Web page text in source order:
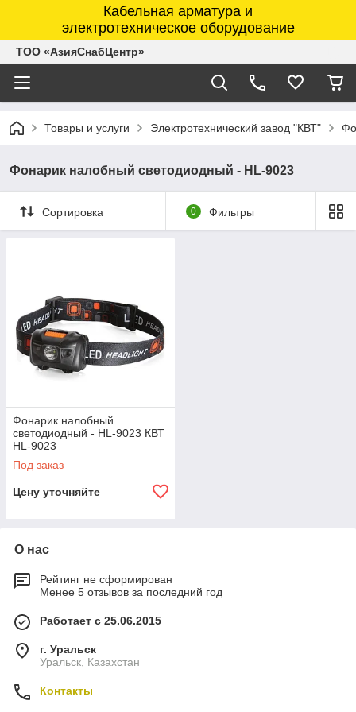
Кабельная арматура и
электротехническое оборудование
ТОО «АзияСнабЦентр»
Товары и услуги Электротехнический завод "КВТ"
Фонарик налобный светодиодный - HL-9023
Сортировка 0 Фильтры
Фонарик налобный
светодиодный - HL-9023 КВТ
HL-9023
Под заказ
Цену уточняйте
О нас
Рейтинг не сформирован
Менее 5 отзывов за последний год
Работает с 25.06.2015
г. Уральск
Уральск, Казахстан
Контакты